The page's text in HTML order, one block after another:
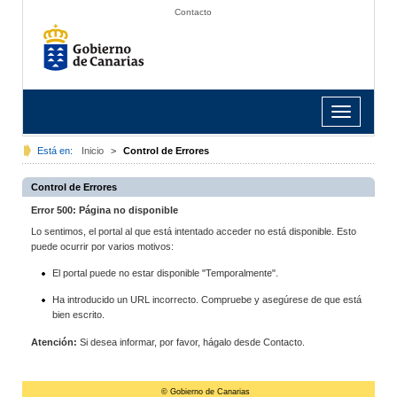
Contacto
Toggle
navigation
Está en: Inicio > Control de Errores
Control de Errores
Error 500: Página no disponible
Lo sentimos, el portal al que está intentado acceder no está disponible. Esto
puede ocurrir por varios motivos:
El portal puede no estar disponible "Temporalmente".
Ha introducido un URL incorrecto. Compruebe y asegúrese de que está
bien escrito.
Atención: Si desea informar, por favor, hágalo desde Contacto.
© Gobierno de Canarias